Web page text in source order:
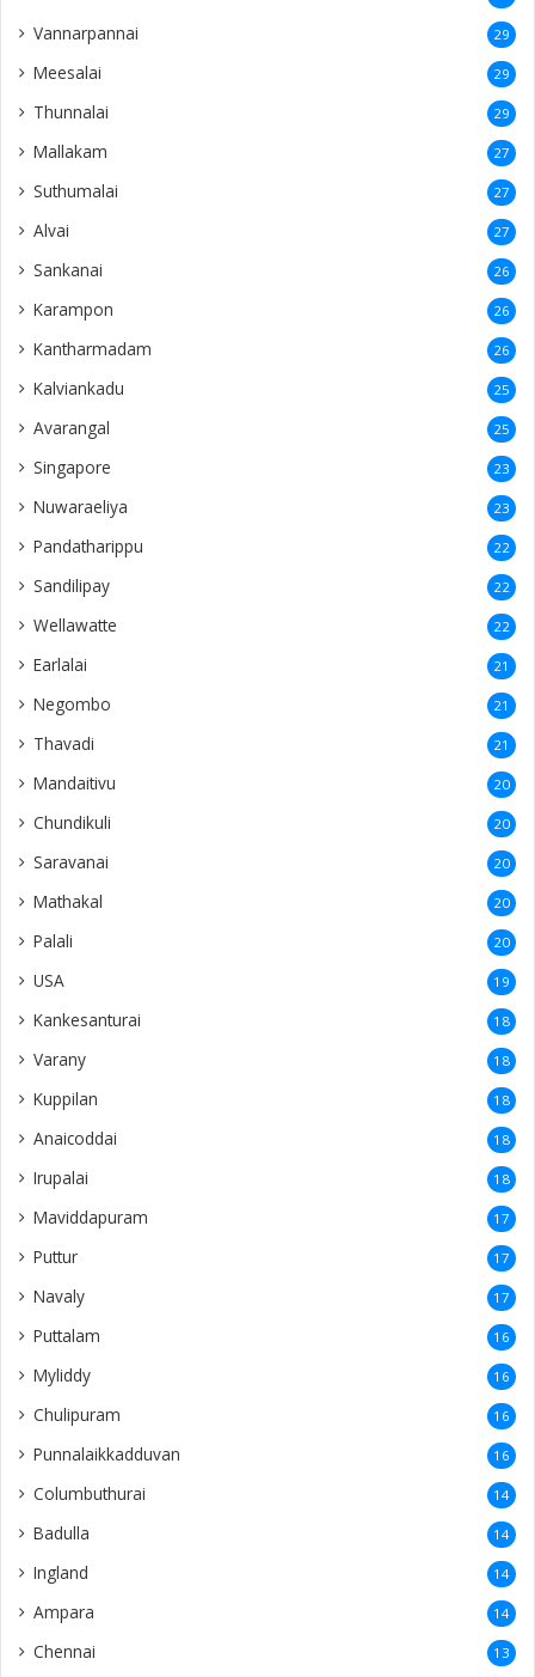
Vannarpannai 29
Meesalai 29
Thunnalai 29
Mallakam 27
Suthumalai 27
Alvai 27
Sankanai 26
Karampon 26
Kantharmadam 26
Kalviankadu 25
Avarangal 25
Singapore 23
Nuwaraeliya 23
Pandatharippu 22
Sandilipay 22
Wellawatte 22
Earlalai 21
Negombo 21
Thavadi 21
Mandaitivu 20
Chundikuli 20
Saravanai 20
Mathakal 20
Palali 20
USA 19
Kankesanturai 18
Varany 18
Kuppilan 18
Anaicoddai 18
Irupalai 18
Maviddapuram 17
Puttur 17
Navaly 17
Puttalam 16
Myliddy 16
Chulipuram 16
Punnalaikkadduvan 16
Columbuthurai 14
Badulla 14
Ingland 14
Ampara 14
Chennai 13